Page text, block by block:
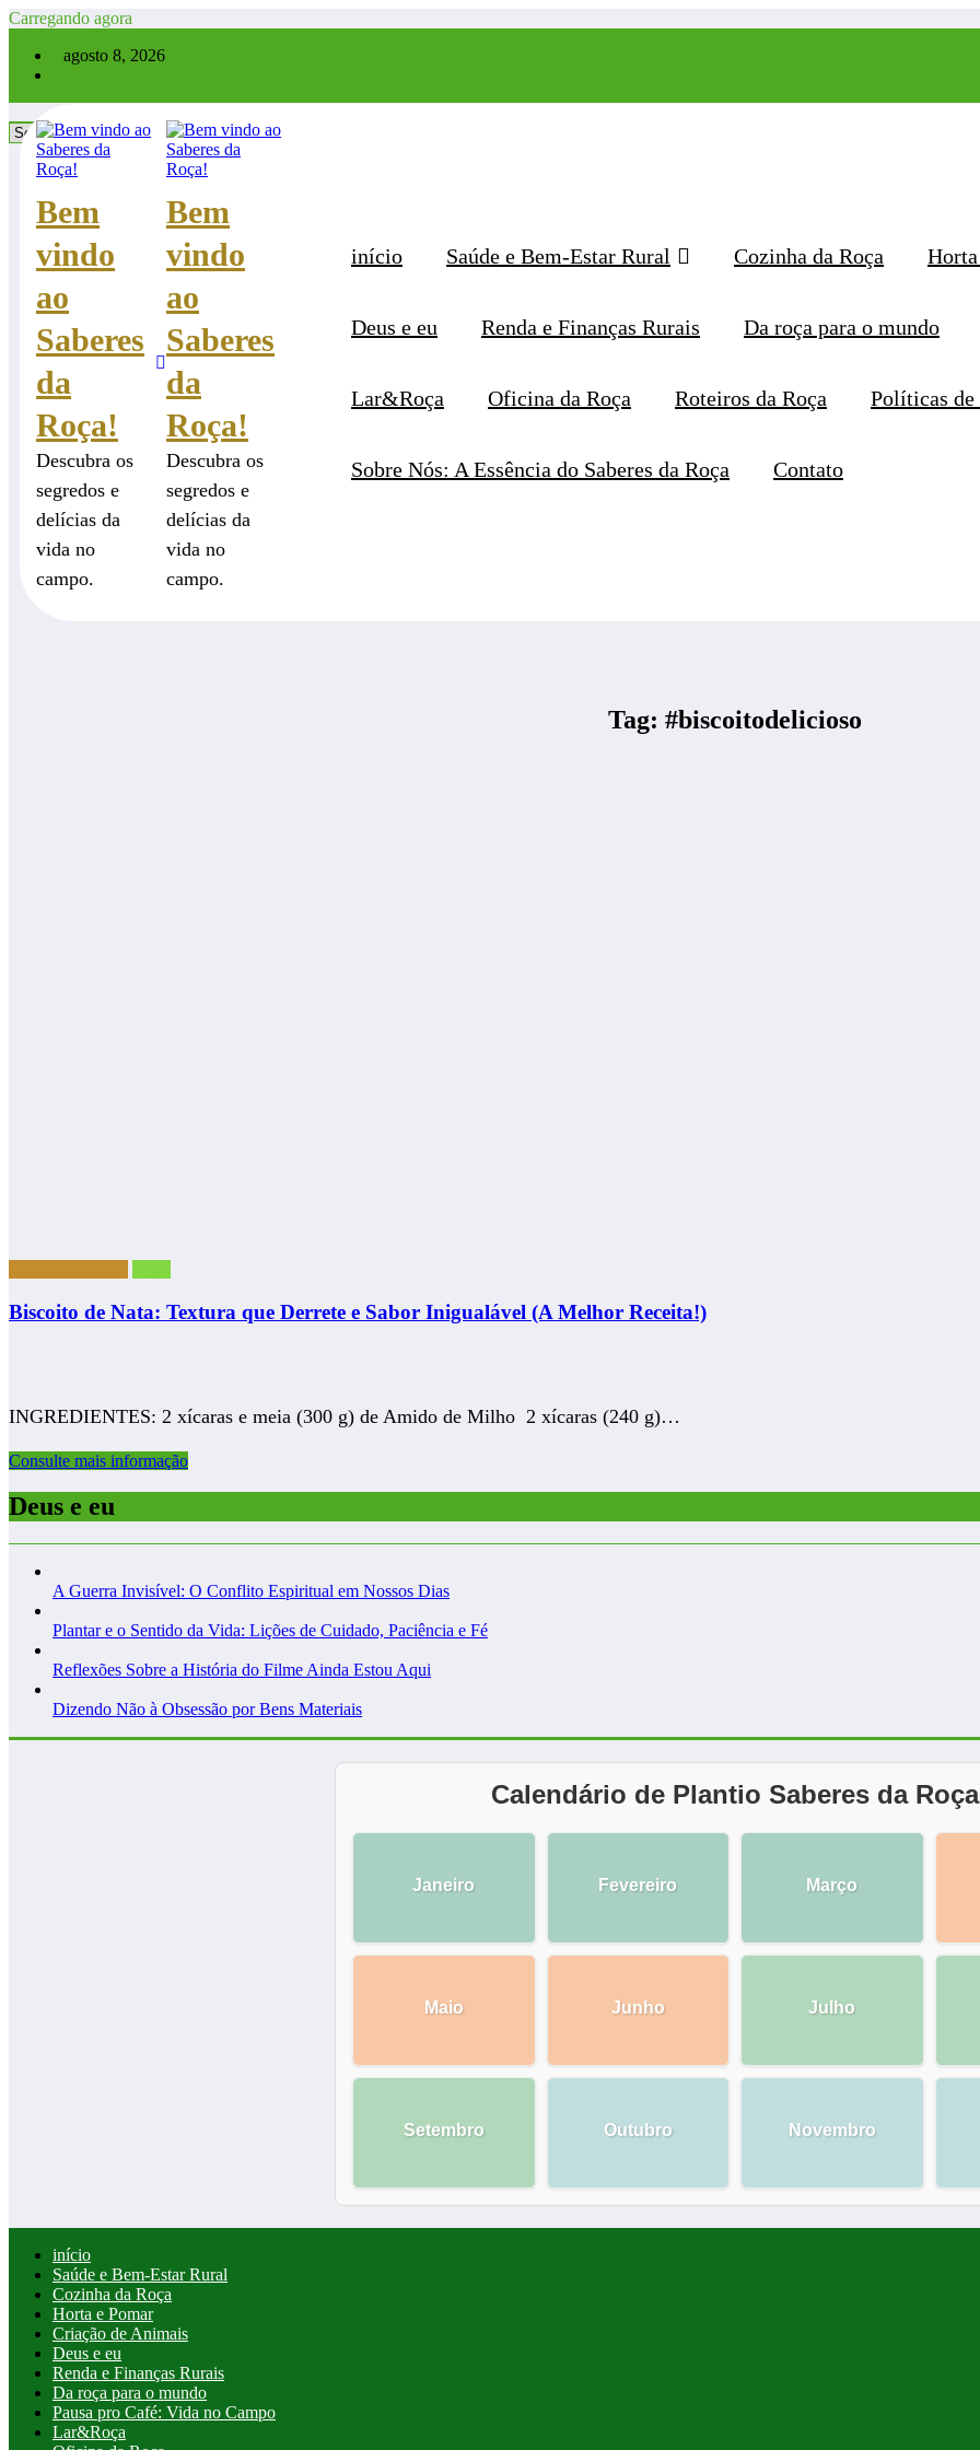
Pular
conteúdo
Carregando agora
agosto 8, 2026
Bem
vindo
ao
Saberes
da
Roça!
Descubra os
segredos e
delícias da
vida no
campo.
Bem
vindo
ao
Saberes
da
Roça!
Descubra os
segredos e
delícias da
vida no
campo.
início Saúde e Bem-Estar Rural Cozinha da Roça
Deus e eu Renda e Finanças Rurais Da roça para o mundo
Lar&Roça Oficina da Roça Roteiros da Roça Políticas
Sobre Nós: A Essência do Saberes da Roça Contato
Categorias
Categorias
#biscoitodelicioso
Tag: #biscoitodelicioso
Biscoito de Nata: Textura que Derrete e Sabor Inigualável (A Melhor Receita!)
INGREDIENTES: 2 xícaras e meia (300 g) de Amido de Milho 2 xícaras (240 g)…
Consulte mais informação
Deus e eu
A Guerra Invisível: O Conflito Espiritual em Nossos Dias
Plantar e o Sentido da Vida: Lições de Cuidado, Paciência e Fé
Reflexões Sobre a História do Filme Ainda Estou Aqui
Dizendo Não à Obsessão por Bens Materiais
Calendário de Plantio Saberes da Roça
Janeiro Fevereiro Março
Maio Junho Julho
Setembro Outubro Novembro
início
Saúde e Bem-Estar Rural
Cozinha da Roça
Horta e Pomar
Criação de Animais
Deus e eu
Renda e Finanças Rurais
Da roça para o mundo
Pausa pro Café: Vida no Campo
Lar&Roça